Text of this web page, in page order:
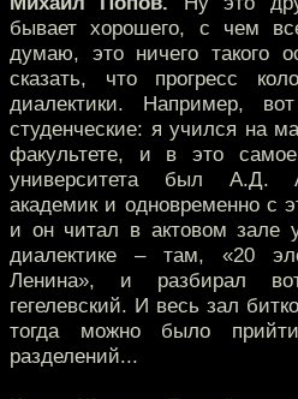
бывает хорошего, с чем
думаю, это ничего такого
сказать, что прогресс
диалектики. Например,
студенческие: я учился на
факультете, и в это
университета был А.Д.
академик и одновременно
и он читал в актовом зале
диалектике – там, «20
Ленина», и разбирал
гегелевский. И весь зал
тогда можно было
разделений...